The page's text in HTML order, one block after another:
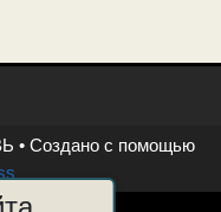
• Создано с помощью